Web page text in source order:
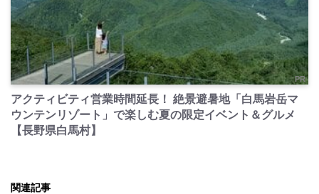
PR
アクティビティ営業時間延長！ 絶景避暑地「白馬岩岳マ
ウンテンリゾート」で楽しむ夏の限定イベント＆グルメ
【長野県白馬村】
関連記事